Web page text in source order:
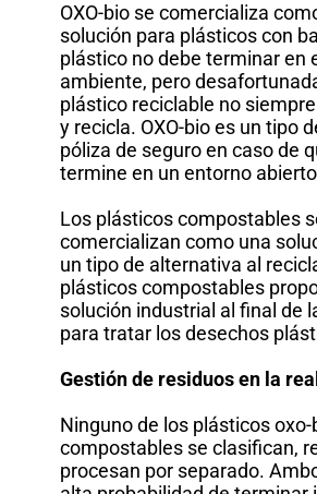
OXO-bio se comercializa
solución para plásticos con
plástico no debe terminar en
ambiente, pero
plástico reciclable no
y recicla. OXO-bio es un tipo
póliza de seguro en caso de
termine en un entorno
Los plásticos compostables
comercializan como una
un tipo de alternativa al
plásticos compostables
solución industrial al final de
para tratar los desechos
Gestión de residuos en la
Ninguno de los plásticos oxo-
compostables se clasifican,
procesan por separado.